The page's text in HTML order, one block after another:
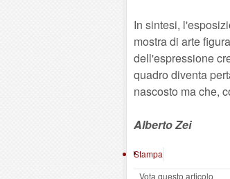
In sintesi,
mostra di arte
dell'espressione
quadro diventa
nascosto ma che,
Alberto Zei
Stampa
Vota questo articolo